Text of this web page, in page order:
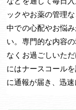
ックやお薬の管理
中での心配やお悩
い。専門的な内容
なくお過ごしいた
にはナースコール
に通報が届き、迅速